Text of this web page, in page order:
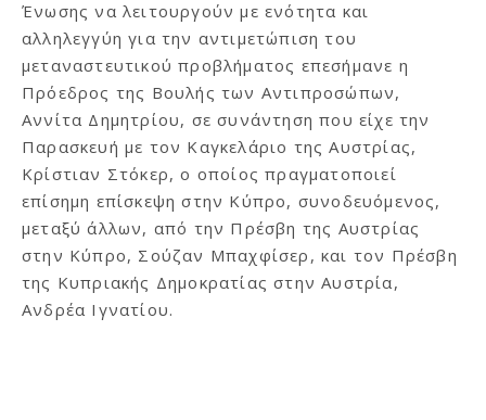
Ένωσης να λειτουργούν με ενότητα και
αλληλεγγύη για την αντιμετώπιση του
μεταναστευτικού προβλήματος επεσήμανε η
Πρόεδρος της Βουλής των Αντιπροσώπων,
Αννίτα Δημητρίου, σε συνάντηση που είχε την
Παρασκευή με τον Καγκελάριο της Αυστρίας,
Κρίστιαν Στόκερ, ο οποίος πραγματοποιεί
επίσημη επίσκεψη στην Κύπρο, συνοδευόμενος,
μεταξύ άλλων, από την Πρέσβη της Αυστρίας
στην Κύπρο, Σούζαν Μπαχφίσερ, και τον Πρέσβη
της Κυπριακής Δημοκρατίας στην Αυστρία,
Ανδρέα Ιγνατίου.